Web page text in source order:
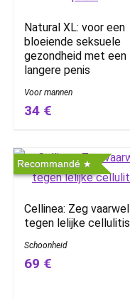
Natural XL: voor een
bloeiende seksuele
gezondheid met een
langere penis
Voor mannen
34 €
Recommandé
Cellinea: Zeg vaarwel
tegen lelijke cellulitis
Schoonheid
69 €